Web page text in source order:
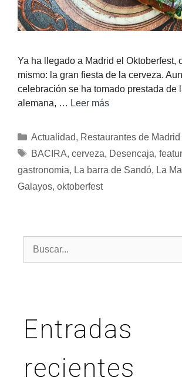
Ya ha llegado a Madrid el Oktoberfest,
mismo: la gran fiesta de la cerveza.
celebración se ha tomado prestada de
alemana, … Leer más
Actualidad, Restaurantes de Madrid
BACIRA, cerveza, Desencaja,
gastronomia, La barra de Sandó, La
Galayos, oktoberfest
Entradas
recientes